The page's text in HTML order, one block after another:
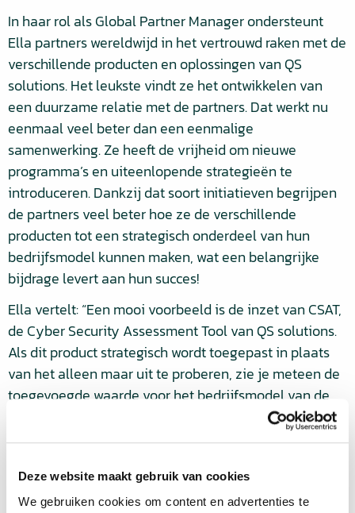
Deze website maakt gebruik van cookies
We gebruiken cookies om content en advertenties te
In haar rol als Global Partner Manager ondersteunt
Ella partners wereldwijd in het vertrouwd raken met de
verschillende producten en oplossingen van QS
solutions. Het leukste vindt ze het ontwikkelen van
een duurzame relatie met de partners. Dat werkt nu
eenmaal veel beter dan een eenmalige
samenwerking. Ze heeft de vrijheid om nieuwe
programma’s en uiteenlopende strategieën te
introduceren. Dankzij dat soort initiatieven begrijpen
de partners veel beter hoe ze de verschillende
producten tot een strategisch onderdeel van hun
bedrijfsmodel kunnen maken, wat een belangrijke
bijdrage levert aan hun succes!
Ella vertelt: “Een mooi voorbeeld is de inzet van CSAT,
de Cyber Security Assessment Tool van QS solutions.
Als dit product strategisch wordt toegepast in plaats
van het alleen maar uit te proberen, zie je meteen de
toegevoegde waarde voor het bedrijfsmodel van de
Geen 9 tot 5
De manier van werken is bij QS solutions totaal anders